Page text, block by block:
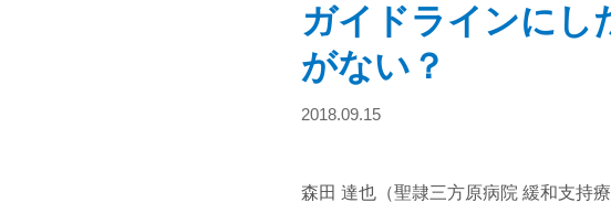
ガイドラインにし
がない？
2018.09.15
森田 達也（聖隷三方原病院 緩和支持療